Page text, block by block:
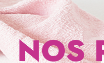
NOS